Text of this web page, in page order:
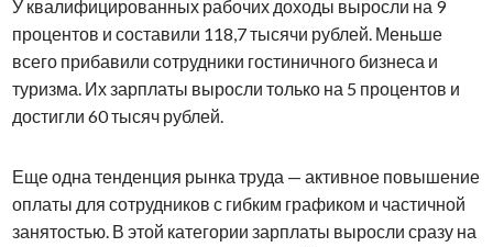
У квалифицированных рабочих доходы выросли на 9
процентов и составили 118,7 тысячи рублей. Меньше
всего прибавили сотрудники гостиничного бизнеса и
туризма. Их зарплаты выросли только на 5 процентов и
достигли 60 тысяч рублей.
Еще одна тенденция рынка труда — активное повышение
оплаты для сотрудников с гибким графиком и частичной
занятостью. В этой категории зарплаты выросли сразу на